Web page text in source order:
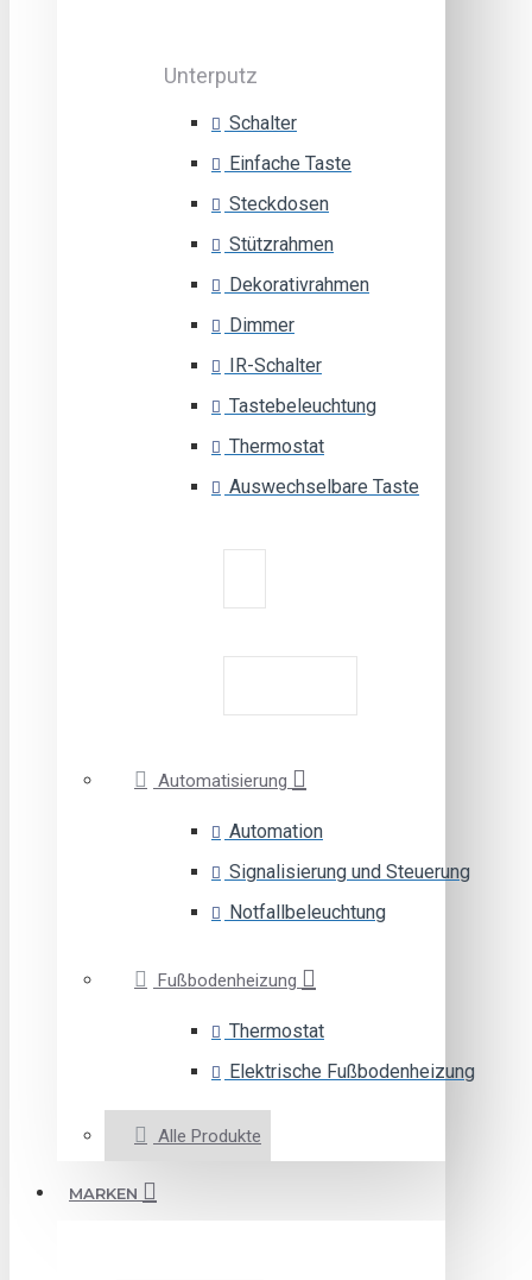
Unterputz
Schalter
Einfache Taste
Steckdosen
Stützrahmen
Dekorativrahmen
Dimmer
IR-Schalter
Tastebeleuchtung
Thermostat
Auswechselbare Taste
Automatisierung
Automation
Signalisierung und Steuerung
Notfallbeleuchtung
Fußbodenheizung
Thermostat
Elektrische Fußbodenheizung
Alle Produkte
MARKEN